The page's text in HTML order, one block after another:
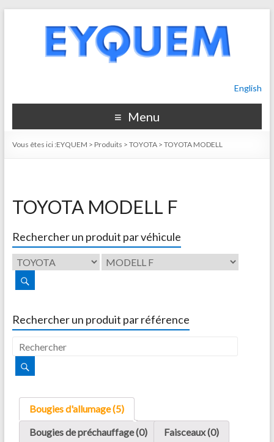
English
Menu
Vous êtes ici :EYQUEM > Produits > TOYOTA> TOYOTA MODELL
TOYOTA MODELL F
Rechercher un produit par véhicule
Rechercher un produit par référence
Bougies d'allumage (5)
Bougies de préchauffage (0)
Faisceaux (0)